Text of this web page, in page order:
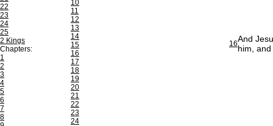
22
23
24
25
2 Kings
Chapters:
1
2
3
4
5
6
7
8
10
11
12
13
14
15
16
17
18
19
20
21
22
23
24
16And
him,